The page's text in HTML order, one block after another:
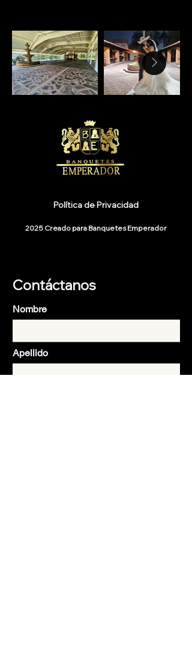
Política de Privacidad
2025 Creado para Banquetes Emperador
Contáctanos
Nombre
Apellido